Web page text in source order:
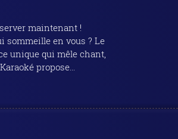
une expérience personnalisée Le Musikall Karaoké propose...